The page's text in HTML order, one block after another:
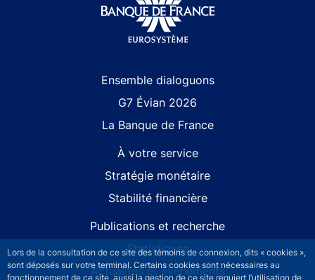
Lors de la consultation de ce site des témoins de connexion, dits « cookies »,
sont déposés sur votre terminal. Certains cookies sont nécessaires au
fonctionnement de ce site, aussi la gestion de ce site requiert l’utilisation de
Ensemble dialoguons
G7 Évian 2026
La Banque de France
À votre service
Stratégie monétaire
Stabilité financière
Publications et recherche
Statistiques
Actualités et événements